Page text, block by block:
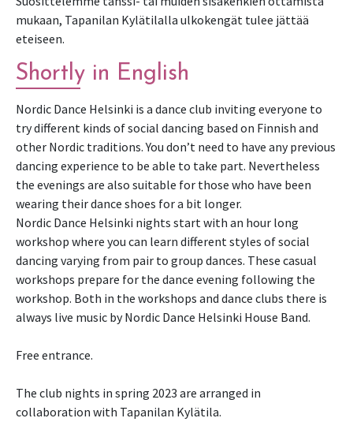
mukaan, Tapanilan Kylätilalla ulkokengät tulee jättää
eteiseen.
Shortly in English
Nordic Dance Helsinki is a dance club inviting everyone to
try different kinds of social dancing based on Finnish and
other Nordic traditions. You don’t need to have any previous
dancing experience to be able to take part. Nevertheless
the evenings are also suitable for those who have been
wearing their dance shoes for a bit longer.
Nordic Dance Helsinki nights start with an hour long
workshop where you can learn different styles of social
dancing varying from pair to group dances. These casual
workshops prepare for the dance evening following the
workshop. Both in the workshops and dance clubs there is
always live music by Nordic Dance Helsinki House Band.
Free entrance.
The club nights in spring 2023 are arranged in
collaboration with Tapanilan Kylätila.